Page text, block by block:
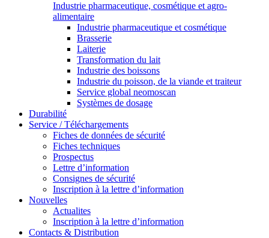
Industrie pharmaceutique, cosmétique et agro-
alimentaire
Industrie pharmaceutique et cosmétique
Brasserie
Laiterie
Transformation du lait
Industrie des boissons
Industrie du poisson, de la viande et traiteur
Service global neomoscan
Systèmes de dosage
Durabilité
Service / Téléchargements
Fiches de données de sécurité
Fiches techniques
Prospectus
Lettre d’information
Consignes de sécurité
Inscription à la lettre d’information
Nouvelles
Actualites
Inscription à la lettre d’information
Contacts & Distribution